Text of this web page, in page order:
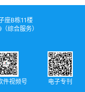
座B栋11楼
综合服务）
件视频号 电子专刊